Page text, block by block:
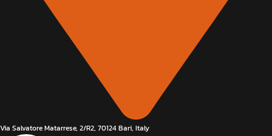
Via Salvatore Matarrese, 2/R2, 70124 Bari, Italy